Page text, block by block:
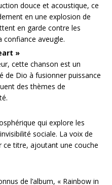
douce et acoustique, ce
en une explosion de
en garde contre les
confiance aveugle.
»
cette chanson est un
de Dio à fusionner puissance
des thèmes de
qui explore les
sociale. La voix de
ce titre, ajoutant une couche
de l’album, « Rainbow in